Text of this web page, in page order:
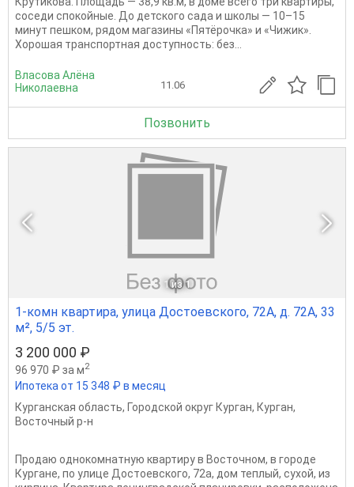
соседи спокойные. До детского сада и школы — 10–15
минут пешком, рядом магазины «Пятёрочка» и «Чижик».
Хорошая транспортная доступность: без...
Власова Алёна
Николаевна
11.06
Позвонить
1 из 1
1-комн квартира, улица Достоевского, 72А, д. 72А, 33
м², 5/5 эт.
3 200 000 ₽
96 970 ₽ за м2
Ипотека от 15 348 ₽ в месяц
Курганская область, Городской округ Курган, Курган,
Восточный р-н
Продаю однокомнатную квартиру в Восточном, в городе
Кургане, по улице Достоевского, 72а, дом теплый, сухой, из